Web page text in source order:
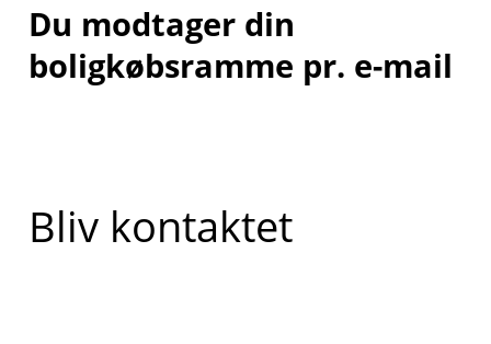
Du modtager din
boligkøbsramme pr. e-mail
Bliv kontaktet